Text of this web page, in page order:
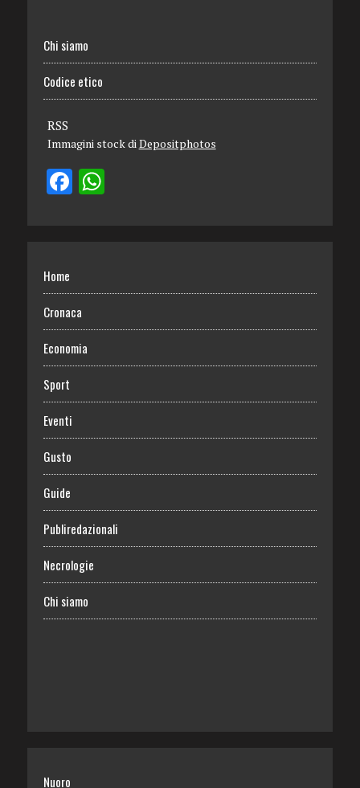
Chi siamo
Codice etico
RSS
Immagini stock diDepositphotos
Home
Cronaca
Economia
Sport
Eventi
Gusto
Guide
Publiredazionali
Necrologie
Chi siamo
Nuoro